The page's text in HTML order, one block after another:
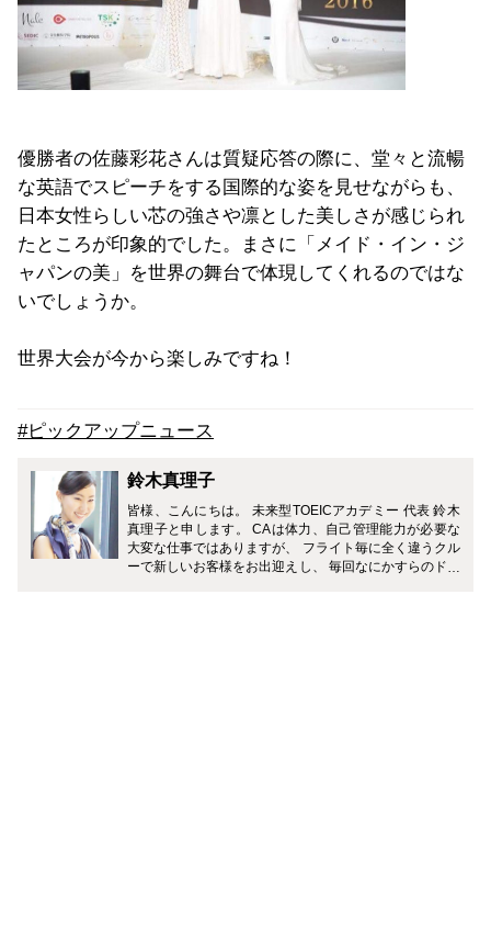
優勝者の佐藤彩花さんは質疑応答の際に、堂々と流暢
な英語でスピーチをする国際的な姿を見せながらも、
日本女性らしい芯の強さや凛とした美しさが感じられ
たところが印象的でした。まさに「メイド・イン・ジ
ャパンの美」を世界の舞台で体現してくれるのではな
いでしょうか。
世界大会が今から楽しみですね！
#ピックアップニュース
鈴木真理子
皆様、こんにちは。 未来型TOEICアカデミー 代表 鈴木
真理子と申します。 CAは体力、自己管理能力が必要な
大変な仕事ではありますが、 フライト毎に全く違うクル
ーで新しいお客様をお出迎えし、 毎回なにかすらのドラ